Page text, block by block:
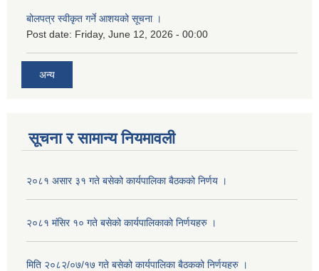
बोलपत्र स्वीकृत गर्ने आशयको सूचना ।
Post date: Friday, June 12, 2026 - 00:00
अन्य
सूचना र सामान्य नियमावली
२०८१ असार ३१ गते बसेको कार्यपालिका बैठकको निर्णय ।
२०८१ मंसिर १० गते बसेको कार्यपालिकाको निर्णयहरु ।
मिति २०८२/०७/१७ गते बसेको कार्यपालिका बैठकको निर्णयहरु ।